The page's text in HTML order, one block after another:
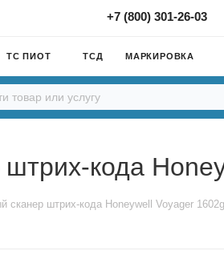
+7 (800) 301-26-03
ТС ПИОТ ТСД МАРКИРОВКА
кода
сканер штрих-кода Honeywell Voyager 1602g